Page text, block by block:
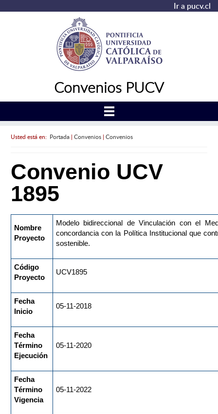
Ir a pucv.cl
Convenios PUCV
Usted está en: Portada| Convenios| Convenios
Convenio UCV
1895
Nombre
Proyecto
Modelo bidireccional de Vinculación con el
concordancia con la Política Institucional que
sostenible.
Código
Proyecto
UCV1895
Fecha
Inicio
05-11-2018
Fecha
Término
Ejecución
05-11-2020
Fecha
Término
Vigencia
05-11-2022